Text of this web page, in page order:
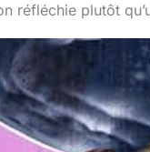
réfléchie plutôt